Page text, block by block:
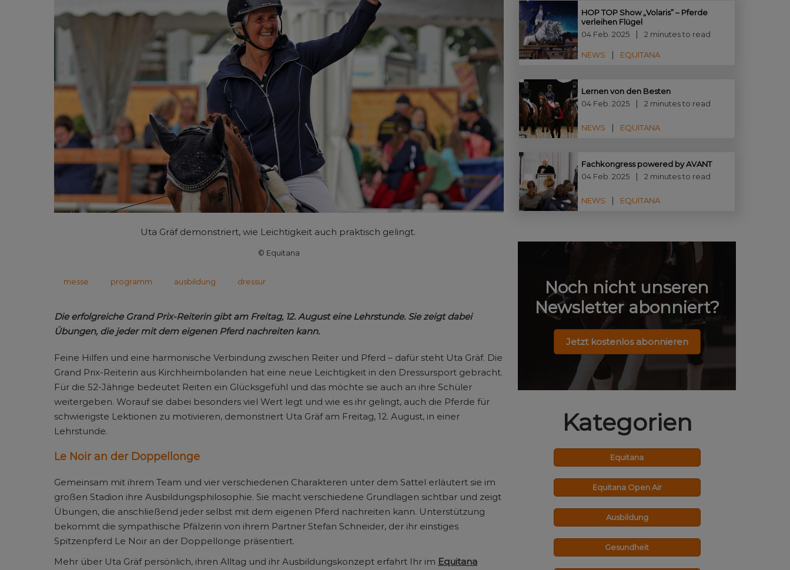
Uta Gräf demonstriert, wie Leichtigkeit auch praktisch gelingt.
© Equitana
messe programm ausbildung dressur
Die erfolgreiche Grand Prix-Reiterin gibt am Freitag, 12. August eine Lehrstunde. Sie zeigt dabei
Übungen, die jeder mit dem eigenen Pferd nachreiten kann.
Feine Hilfen und eine harmonische Verbindung zwischen Reiter und Pferd – dafür steht Uta Gräf. Die
Grand Prix-Reiterin aus Kirchheimbolanden hat eine neue Leichtigkeit in den Dressursport gebracht.
Für die 52-Jährige bedeutet Reiten ein Glücksgefühl und das möchte sie auch an ihre Schüler
weitergeben. Worauf sie dabei besonders viel Wert legt und wie es ihr gelingt, auch die Pferde für
schwierigste Lektionen zu motivieren, demonstriert Uta Gräf am Freitag, 12. August, in einer
Lehrstunde.
Le Noir an der Doppellonge
Gemeinsam mit ihrem Team und vier verschiedenen Charakteren unter dem Sattel erläutert sie im
großen Stadion ihre Ausbildungsphilosophie. Sie macht verschiedene Grundlagen sichtbar und zeigt
Übungen, die anschließend jeder selbst mit dem eigenen Pferd nachreiten kann. Unterstützung
bekommt die sympathische Pfälzerin von ihrem Partner Stefan Schneider, der ihr einstiges
Spitzenpferd Le Noir an der Doppellonge präsentiert.
Mehr über Uta Gräf persönlich, ihren Alltag und ihr Ausbildungskonzept erfahrt Ihr im Equitana
HOP TOP Show „Volaris” – Pferde
verleihen Flügel
04 Feb. 2025
2 minutes to read
NEWS EQUITANA
Lernen von den Besten
04 Feb. 2025
2 minutes to read
NEWS EQUITANA
Fachkongress powered by AVANT
04 Feb. 2025
2 minutes to read
NEWS EQUITANA
Noch nicht unseren
Newsletter abonniert?
Jetzt kostenlos abonnieren
Kategorien
Equitana
Equitana Open Air
Ausbildung
Gesundheit